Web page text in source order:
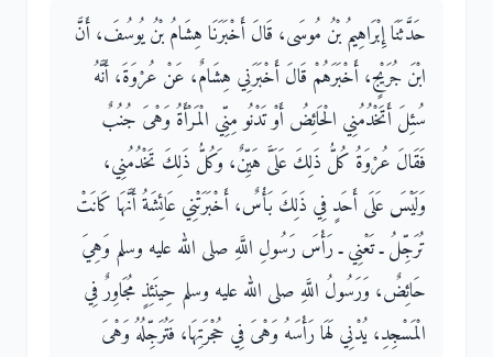
حَدَّثَنَا إِبْرَاهِيمُ بْنُ مُوسَى، قَالَ أَخْبَرَنَا هِشَامُ بْنُ يُوسُفَ، أَنَّ
ابْنَ جُرَيْجٍ، أَخْبَرَهُمْ قَالَ أَخْبَرَنِي هِشَامٌ، عَنْ عُرْوَةَ، أَنَّهُ
سُئِلَ أَتَخْدُمُنِي الْحَائِضُ أَوْ تَدْنُو مِنِّي الْمَرْأَةُ وَهْىَ جُنُبٌ
فَقَالَ عُرْوَةُ كُلُّ ذَلِكَ عَلَىَّ هَيِّنٌ، وَكُلُّ ذَلِكَ تَخْدُمُنِي،
وَلَيْسَ عَلَى أَحَدٍ فِي ذَلِكَ بَأْسٌ، أَخْبَرَتْنِي عَائِشَةُ أَنَّهَا كَانَتْ
تُرَجِّلُ ـ تَعْنِي ـ رَأْسَ رَسُولِ اللَّهِ صلى الله عليه وسلم وَهِيَ
حَائِضٌ، وَرَسُولُ اللَّهِ صلى الله عليه وسلم حِينَئِذٍ مُجَاوِرٌ فِي
الْمَسْجِدِ، يُدْنِي لَهَا رَأْسَهُ وَهْىَ فِي حُجْرَتِهَا، فَتُرَجِّلُهُ وَهْىَ